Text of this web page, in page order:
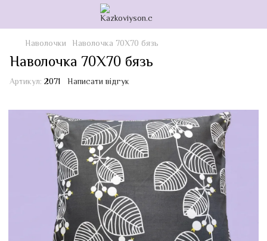
Наволочки Наволочка 70Х70 бязь
Наволочка 70Х70 бязь
Артикул: 2071 Написати відгук